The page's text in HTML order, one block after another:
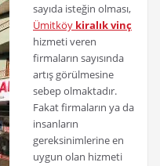
sayıda isteğin olması,
Ümitköy kiralık vinç
hizmeti veren
firmaların sayısında
artış görülmesine
sebep olmaktadır.
Fakat firmaların ya da
insanların
gereksinimlerine en
uygun olan hizmeti